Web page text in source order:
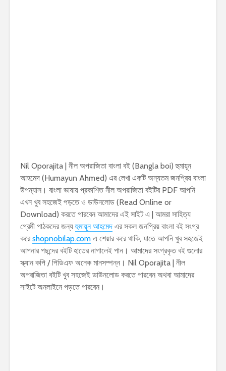
Nil Oporajita | নীল অপরাজিতা বাংলা বই (Bangla boi) হুমায়ূন
আহমেদ (Humayun Ahmed) এর লেখা একটি অন্যতম জনপ্রিয় বাংলা
উপন্যাস। বাংলা ভাষায় প্রকাশিত নীল অপরাজিতা বইটির PDF আপনি
এখন খুব সহজেই পড়তে ও ডাউনলোড (Read Online or
Download) করতে পারবেন আমাদের এই সাইট এ | আমরা সাহিত্য
প্রেমী পাঠকদের জন্যহুমায়ূন আহমেদ এর সকল জনপ্রিয় বাংলা বই সংগ্র
করেshopnobilap.com এ শেয়ার করে থাকি, যাতে আপনি খুব সহজেই
আপনার পছন্দের বইটি হাতের নাগালেই পান। আমাদের সংগ্রকৃত বই গুলোর
স্ক্যান কপি / পিডিএফ অনেক মানসম্পন্ন। Nil Oporajita | নীল
অপরাজিতা বইটি খুব সহজেই ডাউনলোড করতে পারবেন অথবা আমাদের
সাইটে অনলাইনে পড়তে পারবেন।